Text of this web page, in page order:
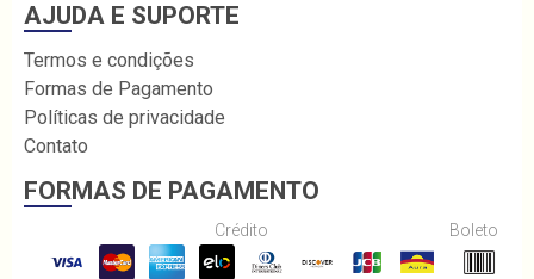
AJUDA E SUPORTE
Termos e condições
Formas de Pagamento
Políticas de privacidade
Contato
FORMAS DE PAGAMENTO
Crédito Boleto